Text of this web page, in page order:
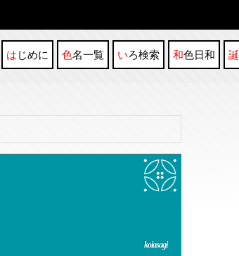
はじめに 色名一覧 いろ検索 和色日和
koiasagi